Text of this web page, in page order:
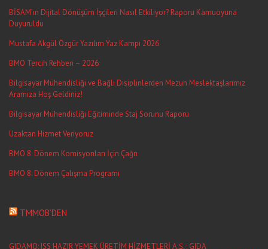
BİSAM’ın Dijital Dönüşüm İşçileri Nasıl Etkiliyor? Raporu Kamuoyuna
Duyuruldu
Mustafa Akgül Özgür Yazılım Yaz Kampı 2026
BMO Tercih Rehberi – 2026
Bilgisayar Mühendisliği ve Bağlı Disiplinlerden Mezun Meslektaşlarımız
Aramıza Hoş Geldiniz!
Bilgisayar Mühendisliği Eğitiminde Staj Sorunu Raporu
Uzaktan Hizmet Veriyoruz
BMO 8. Dönem Komisyonları İçin Çağrı
BMO 8. Dönem Çalışma Programı
TMMOB’DEN
GIDAMO: ISS HAZIR YEMEK ÜRETİM HİZMETLERİ A.Ş. ; GIDA